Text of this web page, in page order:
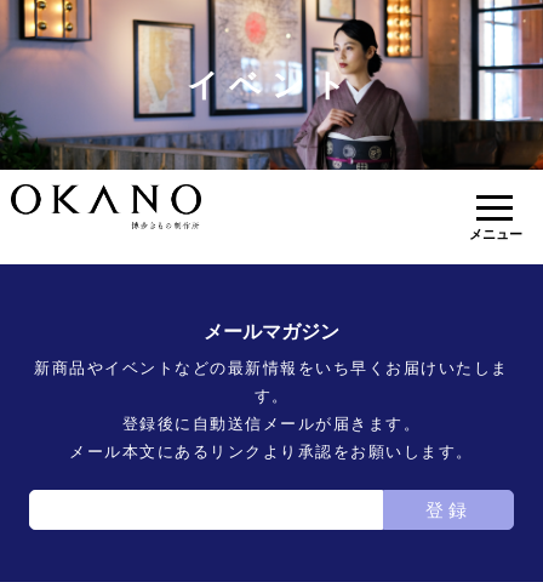
イベント
メニュー
メールマガジン
新商品やイベントなどの最新情報をいち早くお届けいたしま
す。
登録後に自動送信メールが届きます。
メール本文にあるリンクより承認をお願いします。
登録